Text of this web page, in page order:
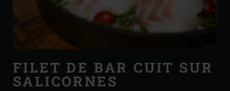
FILET DE BAR CUIT SUR
SALICORNES